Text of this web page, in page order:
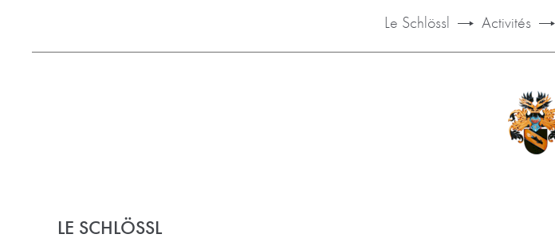
Le Schlössl Activités
LE SCHLÖSSL